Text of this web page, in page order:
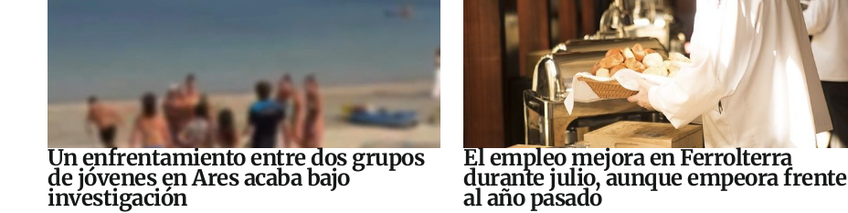
Un enfrentamiento entre dos grupos
de jóvenes en Ares acaba bajo
investigación
El empleo mejora en Ferrolterra
durante julio, aunque empeora frente
al año pasado